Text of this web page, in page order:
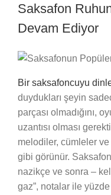
Saksafon
Devam Ediyor
Bir saksafoncuyu
duydukları şeyin
parçası olmadığını,
uzantısı olması
melodiler, cümleler
gibi görünür.
nazikçe ve sonra –
gaz”, notalar ile